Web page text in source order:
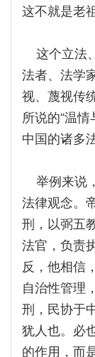
这不就是老
这个立法
法者、法学
视、蔑视传
所说的“温
中国的诸多
举例来说
法律观念。
刑，以弼五
法官，负责
反，他相信
自治性管理
刑，民协于
犹人也。必
的作用，而